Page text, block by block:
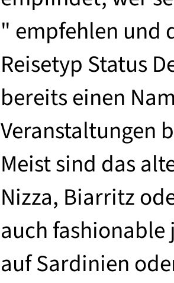
" empfehlen und
Reisetyp Status
bereits einen
Veranstaltungen
Meist sind das
Nizza, Biarritz
auch fashionable
auf Sardinien